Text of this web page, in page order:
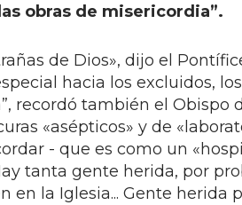
obras de misericordia”.
de Dios», dijo el
hacia los excluidos,
recordó también el Obispo
«asépticos» y de
- que es como un
tanta gente herida, por
en la Iglesia... Gente herida